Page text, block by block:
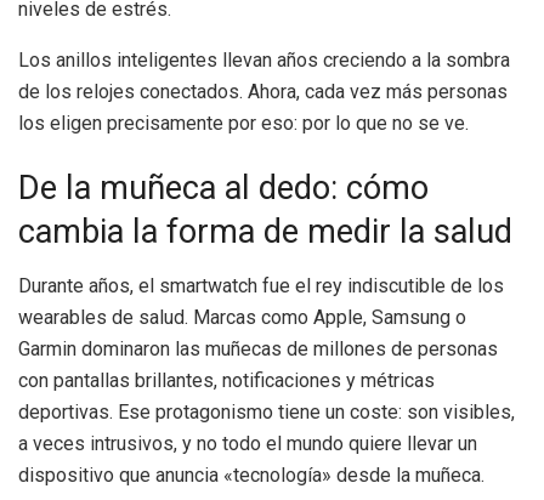
niveles de estrés.
Los anillos inteligentes llevan años creciendo a la sombra
de los relojes conectados. Ahora, cada vez más personas
los eligen precisamente por eso: por lo que no se ve.
De la muñeca al dedo: cómo
cambia la forma de medir la salud
Durante años, el smartwatch fue el rey indiscutible de los
wearables de salud. Marcas como Apple, Samsung o
Garmin dominaron las muñecas de millones de personas
con pantallas brillantes, notificaciones y métricas
deportivas. Ese protagonismo tiene un coste: son visibles,
a veces intrusivos, y no todo el mundo quiere llevar un
dispositivo que anuncia «tecnología» desde la muñeca.